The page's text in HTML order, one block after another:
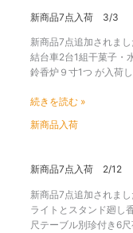
新商品7点入荷 3/3
新商品7点追加されま
結台車2台1組干菓子・
鈴香炉９寸1つ が入荷
新
品
7
点
荷
3/3
続きを読む »
新商品入荷
新商品7点入荷 2/12
新商品7点追加されま
ライトとスタンド廻し
尺テーブル別珍付き6
新
品
7
点